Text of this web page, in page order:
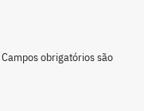
Campos obrigatórios são